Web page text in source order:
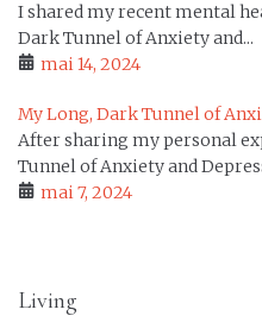
I shared my recent mental
Dark Tunnel of Anxiety and...
mai 14, 2024
My Long, Dark Tunnel of
After sharing my personal
Tunnel of Anxiety and
mai 7, 2024
Living